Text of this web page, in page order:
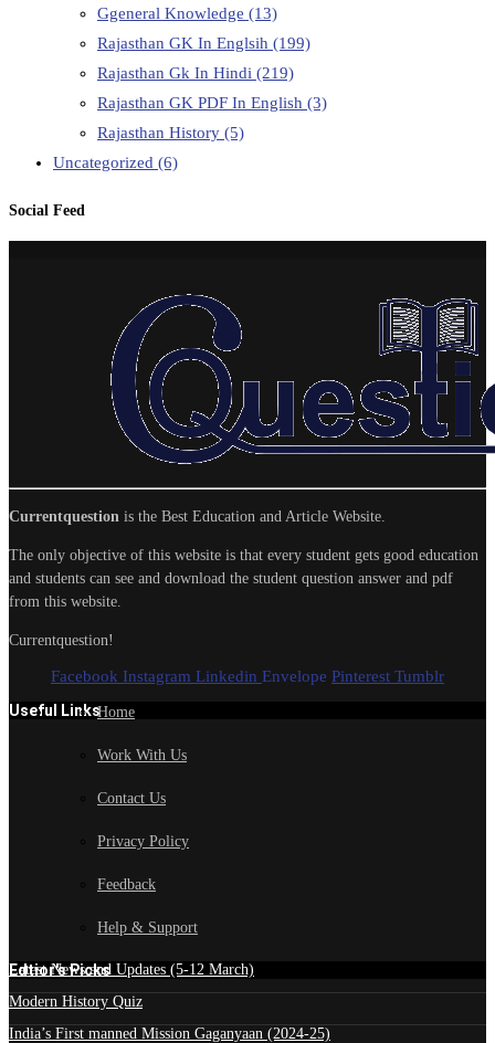
Ggeneral Knowledge (13)
Rajasthan GK In Englsih (199)
Rajasthan Gk In Hindi (219)
Rajasthan GK PDF In English (3)
Rajasthan History (5)
Uncategorized (6)
Social Feed
Currentquestion is the Best Education and Article Website.
The only objective of this website is that every student gets good education
and students can see and download the student question answer and pdf
from this website.
Currentquestion!
Facebook Instagram Linkedin Envelope Pinterest Tumblr
Useful LinksHome
Work With Us
Contact Us
Privacy Policy
Feedback
Help & Support
Edtior's Picks
Latest News and Updates (5-12 March)
Modern History Quiz
India’s First manned Mission Gaganyaan (2024-25)